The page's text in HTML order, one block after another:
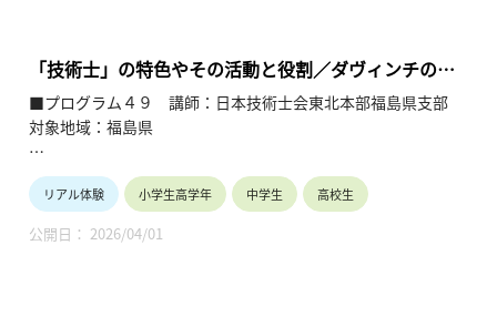
の理解を深めると共に、将来の選択肢の参考としてもらうこと
を目的とします。
「技術士」の特色やその活動と役割／ダヴィンチの橋
の工作
■プログラム４９ 講師：日本技術士会東北本部福島県支部
対象地域：福島県
【テーマ】
・技術者の国家資格の最高峰である「技術士」の特色やその活
動と役割、および科学技術に関する理解を深める。
・ダヴィンチの橋の工作など
リアル体験 小学生高学年 中学生 高校生
公開日： 2026/04/01